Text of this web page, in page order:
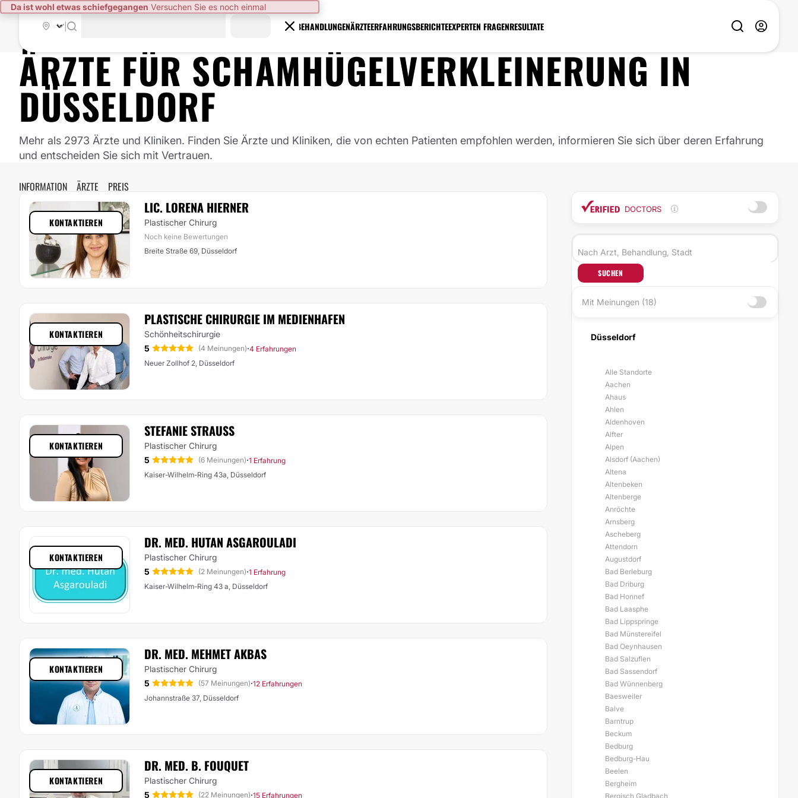
Da ist wohl etwas schiefgegangen Versuchen Sie es noch einmal
BEHANDLUNGENÄRZTEERFAHRUNGSBERICHTEEXPERTEN FRAGENRESULTATE
ÄRZTE FÜRSCHAMHÜGELVERKLEINERUNGIN
DÜSSELDORF
Mehr als 2973 Ärzte und Kliniken. Finden Sie Ärzte und Kliniken, die von echten Patienten empfohlen werden, informieren Sie sich über deren Erfahrung
und entscheiden Sie sich mit Vertrauen.
INFORMATION ÄRZTE PREIS
LIC. LORENA HIERNER
Plastischer Chirurg
Noch keine Bewertungen
Breite Straße 69, Düsseldorf
KONTAKTIEREN
PLASTISCHE CHIRURGIE IM MEDIENHAFEN
Schönheitschirurgie
5
(4 Meinungen)·4 Erfahrungen
Neuer Zollhof 2, Düsseldorf
KONTAKTIEREN
STEFANIE STRAUSS
Plastischer Chirurg
5
(6 Meinungen)·1 Erfahrung
Kaiser-Wilhelm-Ring 43a, Düsseldorf
KONTAKTIEREN
DR. MED. HUTAN ASGAROULADI
Plastischer Chirurg
5
(2 Meinungen)·1 Erfahrung
Kaiser-Wilhelm-Ring 43 a, Düsseldorf
KONTAKTIEREN
DR. MED. MEHMET AKBAS
Plastischer Chirurg
5
(57 Meinungen)·12 Erfahrungen
Johannstraße 37, Düsseldorf
KONTAKTIEREN
DR. MED. B. FOUQUET
Plastischer Chirurg
5
(22 Meinungen)·15 Erfahrungen
KONTAKTIEREN
DOCTORS
SUCHEN
Mit Meinungen (18)
Düsseldorf
Alle Standorte
Aachen
Ahaus
Ahlen
Aldenhoven
Alfter
Alpen
Alsdorf (Aachen)
Altena
Altenbeken
Altenberge
Anröchte
Arnsberg
Ascheberg
Attendorn
Augustdorf
Bad Berleburg
Bad Driburg
Bad Honnef
Bad Laasphe
Bad Lippspringe
Bad Münstereifel
Bad Oeynhausen
Bad Salzuflen
Bad Sassendorf
Bad Wünnenberg
Baesweiler
Balve
Barntrup
Beckum
Bedburg
Bedburg-Hau
Beelen
Bergheim
Bergisch Gladbach